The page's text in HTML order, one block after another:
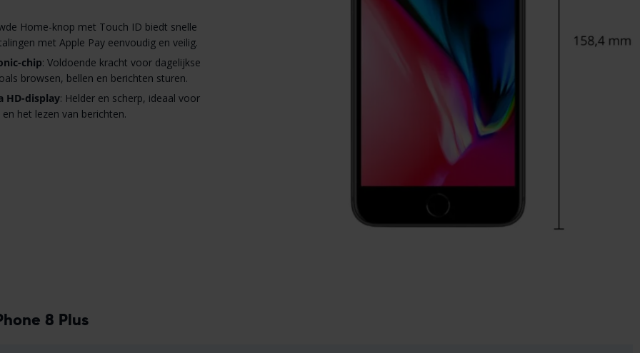
Home-knop met Touch ID biedt snelle
met Apple Pay eenvoudig en veilig.
chip: Voldoende kracht voor dagelijkse
browsen, bellen en berichten sturen.
HD-display: Helder en scherp, ideaal voor
het lezen van berichten.
8 Plus